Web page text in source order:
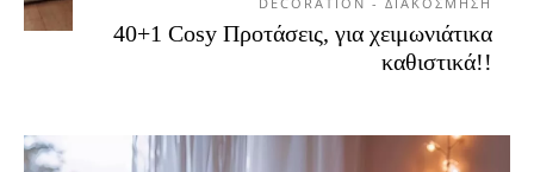
40+1 Cosy Προτάσεις, για χειμωνιάτικα
καθιστικά!!